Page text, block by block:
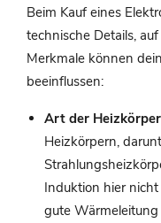
Beim Kauf eines
technische Details,
Merkmale können
beeinflussen:
Art der
Heizkörpern,
Induktion hier
gute